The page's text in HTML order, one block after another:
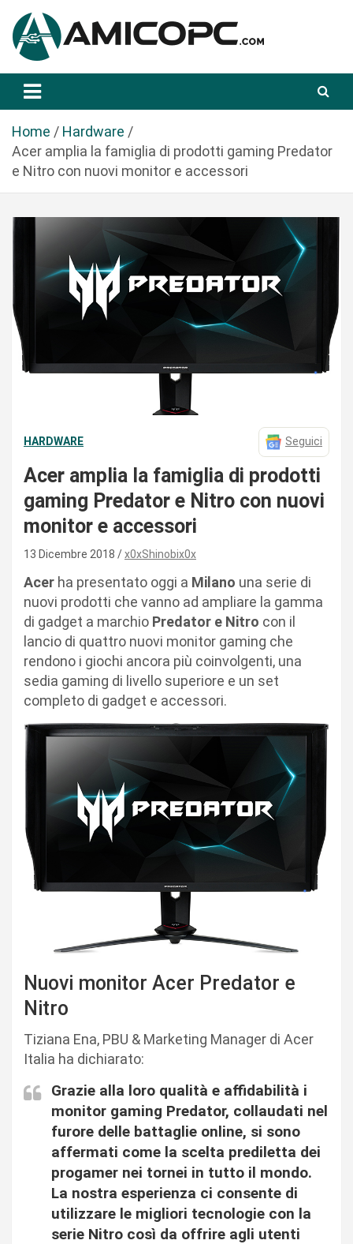
a
Amicopc.com
Home
Hardware
Acer amplia la famiglia di prodotti gaming Predator
e Nitro con nuovi monitor e accessori
HARDWARE Seguici
Acer amplia la famiglia di prodotti
gaming Predator e Nitro con nuovi
monitor e accessori
13 Dicembre 2018 x0xShinobix0x
Acer ha presentato oggi a Milano una serie di
nuovi prodotti che vanno ad ampliare la gamma
di gadget a marchio Predator e Nitro con il
lancio di quattro nuovi monitor gaming che
rendono i giochi ancora più coinvolgenti, una
sedia gaming di livello superiore e un set
completo di gadget e accessori.
Nuovi monitor Acer Predator e
Nitro
Tiziana Ena, PBU & Marketing Manager di Acer
Italia ha dichiarato:
Grazie alla loro qualità e affidabilità i
monitor gaming Predator, collaudati nel
furore delle battaglie online, si sono
affermati come la scelta prediletta dei
progamer nei tornei in tutto il mondo.
La nostra esperienza ci consente di
utilizzare le migliori tecnologie con la
serie Nitro così da offrire agli utenti